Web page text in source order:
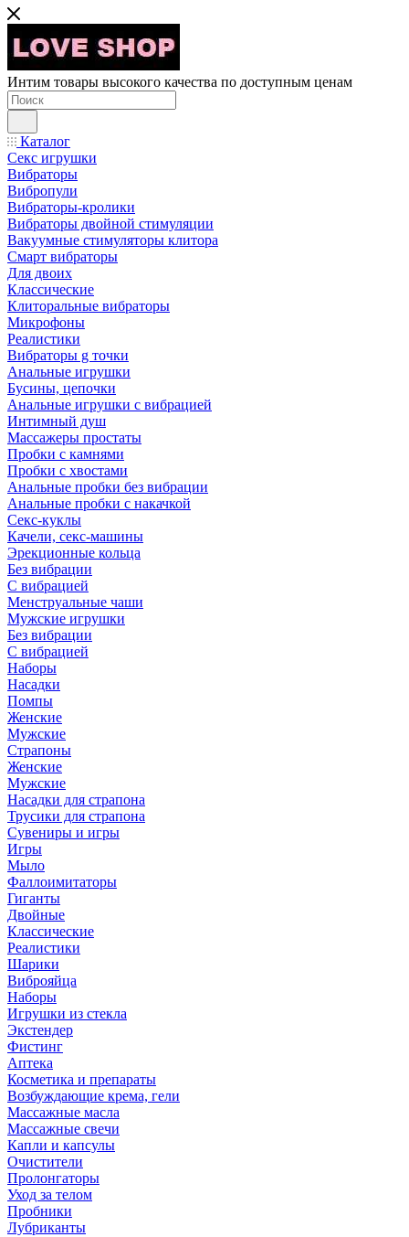
Интим товары высокого качества по доступным ценам
Каталог
Секс игрушки
Вибраторы
Вибропули
Вибраторы-кролики
Вибраторы двойной стимуляции
Вакуумные стимуляторы клитора
Смарт вибраторы
Для двоих
Классические
Клиторальные вибраторы
Микрофоны
Реалистики
Вибраторы g точки
Анальные игрушки
Бусины, цепочки
Анальные игрушки с вибрацией
Интимный душ
Массажеры простаты
Пробки с камнями
Пробки с хвостами
Анальные пробки без вибрации
Анальные пробки с накачкой
Секс-куклы
Качели, секс-машины
Эрекционные кольца
Без вибрации
С вибрацией
Менструальные чаши
Мужские игрушки
Без вибрации
С вибрацией
Наборы
Насадки
Помпы
Женские
Мужские
Страпоны
Женские
Мужские
Насадки для страпона
Трусики для страпона
Сувениры и игры
Игры
Мыло
Фаллоимитаторы
Гиганты
Двойные
Классические
Реалистики
Шарики
Виброяйца
Наборы
Игрушки из стекла
Экстендер
Фистинг
Аптека
Косметика и препараты
Возбуждающие крема, гели
Массажные масла
Массажные свечи
Капли и капсулы
Очистители
Пролонгаторы
Уход за телом
Пробники
Лубриканты